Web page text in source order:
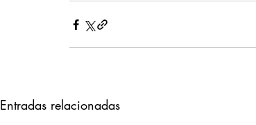
Entradas relacionadas